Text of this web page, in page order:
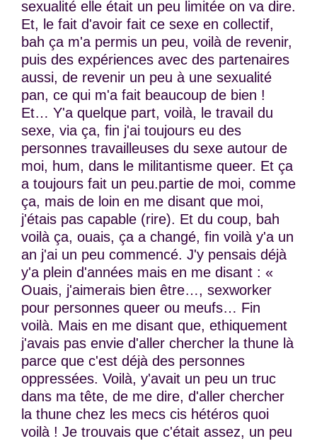
sexualité elle était un peu limitée on va dire.
Et, le fait d'avoir fait ce sexe en collectif,
bah ça m'a permis un peu, voilà de revenir,
puis des expériences avec des partenaires
aussi, de revenir un peu à une sexualité
pan, ce qui m'a fait beaucoup de bien !
Et… Y'a quelque part, voilà, le travail du
sexe, via ça, fin j'ai toujours eu des
personnes travailleuses du sexe autour de
moi, hum, dans le militantisme queer. Et ça
a toujours fait un peu.partie de moi, comme
ça, mais de loin en me disant que moi,
j'étais pas capable (rire). Et du coup, bah
voilà ça, ouais, ça a changé, fin voilà y'a un
an j'ai un peu commencé. J'y pensais déjà
y'a plein d'années mais en me disant : «
Ouais, j'aimerais bien être…, sexworker
pour personnes queer ou meufs… Fin
voilà. Mais en me disant que, ethiquement
j'avais pas envie d'aller chercher la thune là
parce que c'est déjà des personnes
oppressées. Voilà, y'avait un peu un truc
dans ma tête, de me dire, d'aller chercher
la thune chez les mecs cis hétéros quoi
voilà ! Je trouvais que c'était assez, un peu